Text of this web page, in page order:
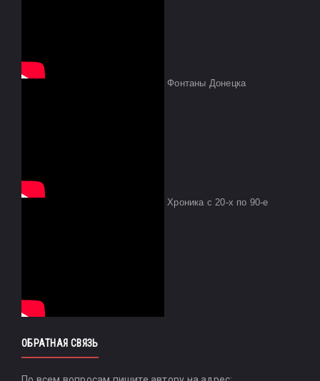
Фонтаны Донецка
Хроника с 20-х по 90-е
ОБРАТНАЯ СВЯЗЬ